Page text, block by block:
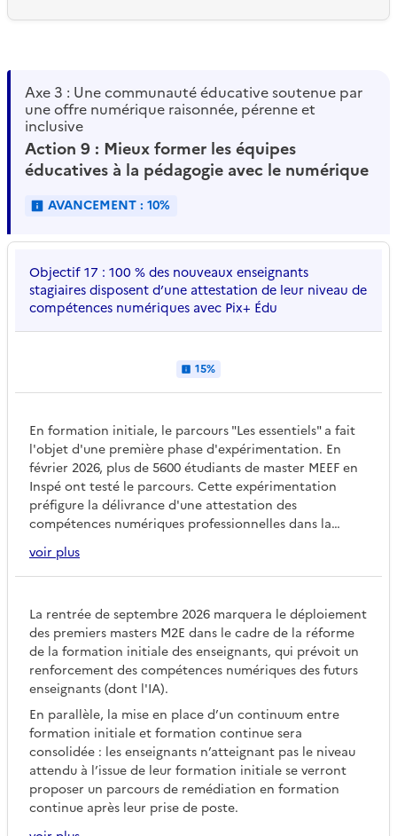
Axe 3 : Une communauté éducative soutenue par
une offre numérique raisonnée, pérenne et
inclusive
Action 9 : Mieux former les équipes
éducatives à la pédagogie avec le numérique
AVANCEMENT : 10%
Objectif 17 : 100 % des nouveaux enseignants
stagiaires disposent d’une attestation de leur niveau de
compétences numériques avec Pix+ Édu
15%
En formation initiale, le parcours "Les essentiels" a fait
l'objet d'une première phase d'expérimentation. En
février 2026, plus de 5600 étudiants de master MEEF en
Inspé ont testé le parcours. Cette expérimentation
préfigure la délivrance d'une attestation des
compétences numériques professionnelles dans la
formation initiale des enseignants, telle qu’explicitée
par les contenus de formation du master M2E définis
par l’arrêté du 12 janvier 2026.
voir plus
La rentrée de septembre 2026 marquera le déploiement
des premiers masters M2E dans le cadre de la réforme
de la formation initiale des enseignants, qui prévoit un
renforcement des compétences numériques des futurs
enseignants (dont l'IA).
En parallèle, la mise en place d’un continuum entre
formation initiale et formation continue sera
consolidée : les enseignants n’atteignant pas le niveau
attendu à l’issue de leur formation initiale se verront
proposer un parcours de remédiation en formation
continue après leur prise de poste.